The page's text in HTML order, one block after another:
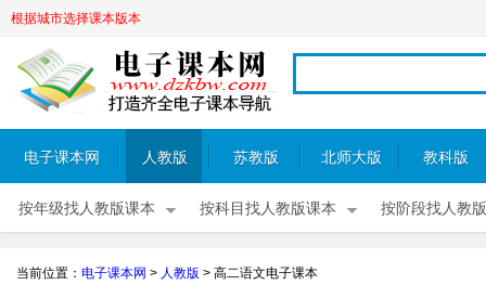
根据城市选择课本版本
电子课本网 人教版 苏教版 北师大版 教科版
按年级找人教版课本 按科目找人教版课本 按阶段找人教
当前位置： 电子课本网 > 人教版 > 高二语文电子课本